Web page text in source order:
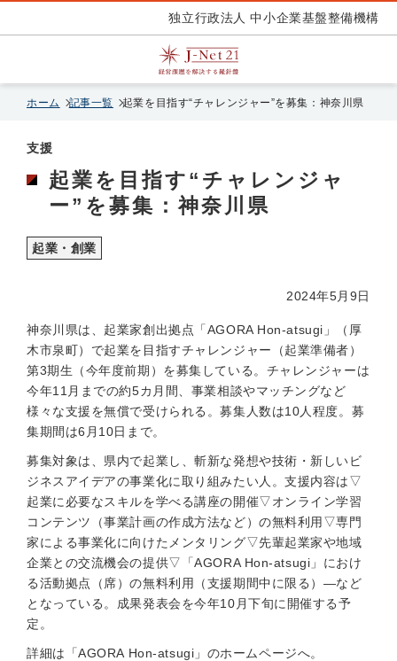
独立行政法人 中小企業基盤整備機構
ホーム 記事一覧 起業を目指す“チャレンジャー”を募集：神奈川県
支援
起業を目指す“チャレンジャ
ー”を募集：神奈川県
起業・創業
2024年5月9日
神奈川県は、起業家創出拠点「AGORA Hon-atsugi」（厚
木市泉町）で起業を目指すチャレンジャー（起業準備者）
第3期生（今年度前期）を募集している。チャレンジャーは
今年11月までの約5カ月間、事業相談やマッチングなど
様々な支援を無償で受けられる。募集人数は10人程度。募
集期間は6月10日まで。
募集対象は、県内で起業し、斬新な発想や技術・新しいビ
ジネスアイデアの事業化に取り組みたい人。支援内容は▽
起業に必要なスキルを学べる講座の開催▽オンライン学習
コンテンツ（事業計画の作成方法など）の無料利用▽専門
家による事業化に向けたメンタリング▽先輩起業家や地域
企業との交流機会の提供▽「AGORA Hon-atsugi」におけ
る活動拠点（席）の無料利用（支援期間中に限る）—など
となっている。成果発表会を今年10月下旬に開催する予
定。
詳細は「AGORA Hon-atsugi」のホームページへ。